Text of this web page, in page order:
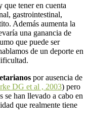
que tener en cuenta
gastrointestinal,
Además aumenta la
una ganancia de
que puede ser
de un deporte en
por ausencia de
DG et al , 2003) pero
se han llevado a cabo en
que realmente tiene